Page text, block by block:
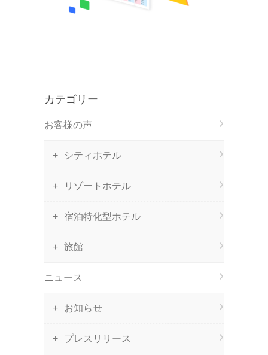
カテゴリー
お客様の声
シティホテル
リゾートホテル
宿泊特化型ホテル
旅館
ニュース
お知らせ
プレスリリース